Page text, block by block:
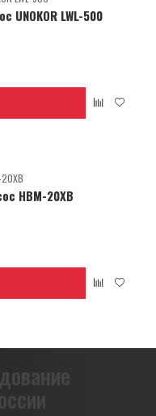
LWL-500
НВМ-20ХВ